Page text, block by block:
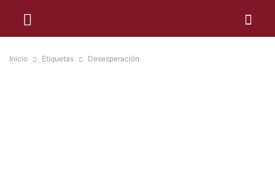
Inicio Etiquetas Desesperación